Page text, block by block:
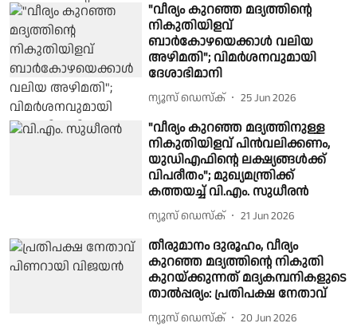
"വീര്യം കുറഞ്ഞ മദ്യത്തിന്റെ
നികുതിയിളവ്
ബാർകോഴയെക്കാൾ വലിയ
അഴിമതി"; വിമർശനവുമായി
ദേശാഭിമാനി
ന്യൂസ് ഡെസ്ക് 25 Jun 2026
"വീര്യം കുറഞ്ഞ മദ്യത്തിനുള്ള
നികുതിയിളവ് പിൻവലിക്കണം,
യുഡിഎഫിൻ്റെ ലക്ഷ്യങ്ങൾക്ക്
വിപരീതം"; മുഖ്യമന്ത്രിക്ക്
കത്തയച്ച് വി.എം. സുധീരൻ
ന്യൂസ് ഡെസ്ക് 21 Jun 2026
തീരുമാനം ദുരൂഹം, വീര്യം
കുറഞ്ഞ മദ്യത്തിൻ്റെ നികുതി
കുറയ്ക്കുന്നത് മദ്യകമ്പനികളുടെ
താൽപ്പര്യം: പ്രതിപക്ഷ നേതാവ്
ന്യൂസ് ഡെസ്ക് 20 Jun 2026